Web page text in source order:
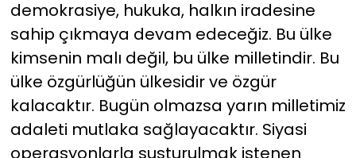
demokrasiye, hukuka, halkın iradesine
sahip çıkmaya devam edeceğiz. Bu ülke
kimsenin malı değil, bu ülke milletindir. Bu
ülke özgürlüğün ülkesidir ve özgür
kalacaktır. Bugün olmazsa yarın milletimiz
adaleti mutlaka sağlayacaktır. Siyasi
operasyonlarla susturulmak istenen